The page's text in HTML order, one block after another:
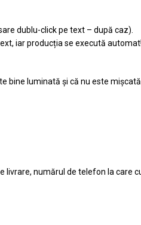
dublu-click pe text – după caz).
iar producția se execută automat!
bine luminată și că nu este
livrare, numărul de telefon la care